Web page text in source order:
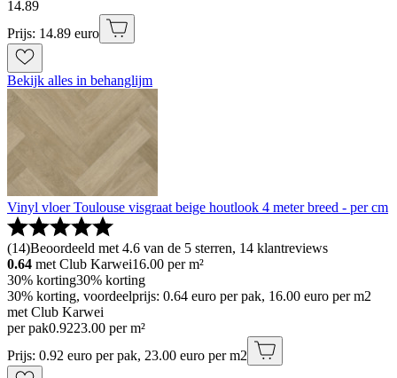
14.89
Prijs: 14.89 euro
Bekijk alles in behanglijm
Vinyl vloer Toulouse visgraat beige houtlook 4 meter breed - per cm
(14)Beoordeeld met 4.6 van de 5 sterren, 14 klantreviews
0.64 met Club Karwei16.00 per m²
30% korting30% korting
30% korting, voordeelprijs: 0.64 euro per pak, 16.00 euro per m2
met Club Karwei
per pak0.9223.00 per m²
Prijs: 0.92 euro per pak, 23.00 euro per m2